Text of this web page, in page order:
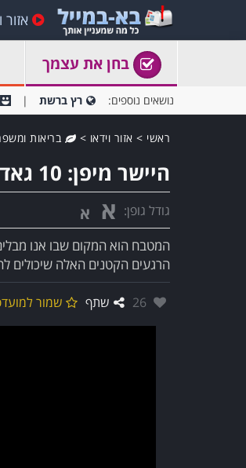
אזור
בחן את עצמך
נושאים נוספים: רץ ברשת
ראשי > אזור וידאו > בריאות
היישר מיפן: 10 גאדג'טים זולים ויעילים למטבח
גודל גופן: א א
המטבח הוא המקום שבו אנו
הרגעים הקטנים האלה שיכולים
אהבו:
26 שתף שמור